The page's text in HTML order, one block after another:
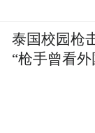
泰国校园枪
“枪手曾看